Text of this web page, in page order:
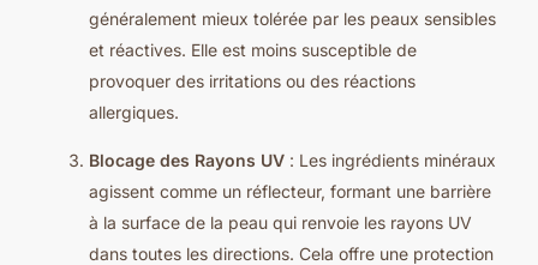
généralement mieux tolérée par les peaux sensibles
et réactives. Elle est moins susceptible de
provoquer des irritations ou des réactions
allergiques.
Blocage des Rayons UV: Les ingrédients minéraux
agissent comme un réflecteur, formant une barrière
à la surface de la peau qui renvoie les rayons UV
dans toutes les directions. Cela offre une protection